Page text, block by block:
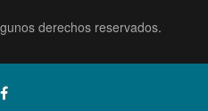
derechos reservados.